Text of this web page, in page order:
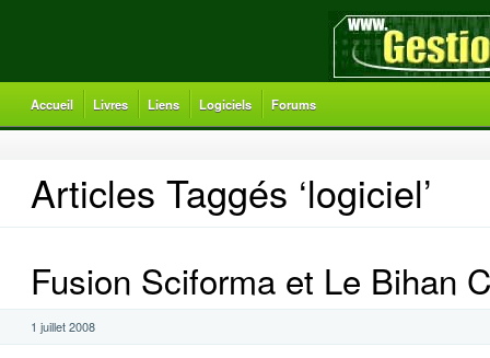
Accueil Livres Liens Logiciels Forums
Articles Taggés ‘logiciel’
Fusion Sciforma et Le Bihan
1 juillet 2008